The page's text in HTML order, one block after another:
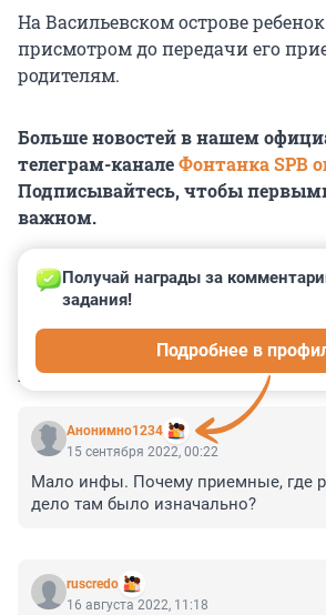
На Васильевском острове
присмотром до передачи его
родителям.
Больше новостей в нашем
телеграм-каналеФонтанка SPB
Подписывайтесь, чтобы
важном.
КОММЕНТАРИИ 6
Анонимно1234
Получай награды за
задания!
Подробнее в
15 сентября 2022, 00:22
Мало инфы. Почему приемные, где
дело там было изначально?
ruscredo
16 августа 2022, 11:18